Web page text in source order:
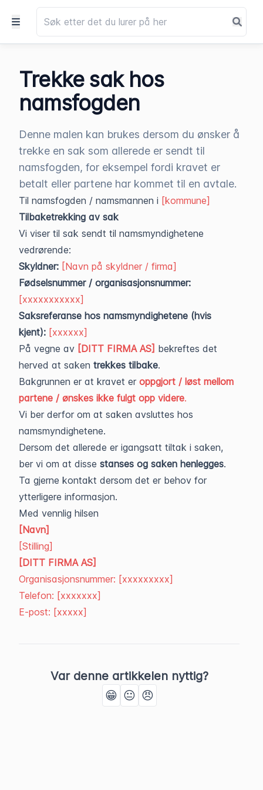
Trekke sak hos
namsfogden
Denne malen kan brukes dersom du ønsker å
trekke en sak som allerede er sendt til
namsfogden, for eksempel fordi kravet er
betalt eller partene har kommet til en avtale.
Til namsfogden / namsmannen i [kommune]
Tilbaketrekking av sak
Vi viser til sak sendt til namsmyndighetene
vedrørende:
Skyldner: [Navn på skyldner / firma]
Fødselsnummer / organisasjonsnummer:
[xxxxxxxxxxx]
Saksreferanse hos namsmyndighetene (hvis
kjent): [xxxxxx]
På vegne av [DITT FIRMA AS] bekreftes det
herved at saken trekkes tilbake.
Bakgrunnen er at kravet er oppgjort / løst mellom
partene / ønskes ikke fulgt opp videre.
Vi ber derfor om at saken avsluttes hos
namsmyndighetene.
Dersom det allerede er igangsatt tiltak i saken,
ber vi om at disse stanses og saken henlegges.
Ta gjerne kontakt dersom det er behov for
ytterligere informasjon.
Med vennlig hilsen
[Navn]
[Stilling]
[DITT FIRMA AS]
Organisasjonsnummer: [xxxxxxxxx]
Telefon: [xxxxxxx]
E-post: [xxxxx]
Var denne artikkelen nyttig?
😁 😐 😠